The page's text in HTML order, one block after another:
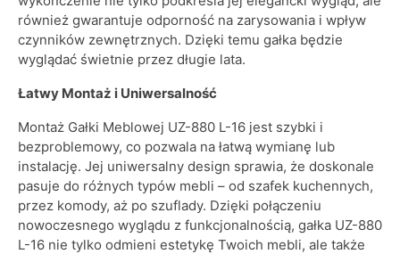
również gwarantuje odporność na zarysowania i wpływ
czynników zewnętrznych. Dzięki temu gałka będzie
wyglądać świetnie przez długie lata.
Łatwy Montaż i Uniwersalność
Montaż Gałki Meblowej UZ-880 L-16 jest szybki i
bezproblemowy, co pozwala na łatwą wymianę lub
instalację. Jej uniwersalny design sprawia, że doskonale
pasuje do różnych typów mebli – od szafek kuchennych,
przez komody, aż po szuflady. Dzięki połączeniu
nowoczesnego wyglądu z funkcjonalnością, gałka UZ-880
L-16 nie tylko odmieni estetykę Twoich mebli, ale także